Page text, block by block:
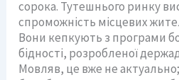
сорока. Тутешнього ринку
спроможність місцевих
Вони кепкують з програми
бідності, розробленої
Мовляв, це вже не